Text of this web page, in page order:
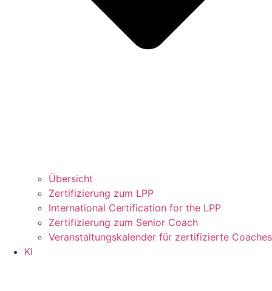
Übersicht
Zertifizierung zum LPP
International Certification for the LPP
Zertifizierung zum Senior Coach
Veranstaltungskalender für zertifizierte Coaches
KI